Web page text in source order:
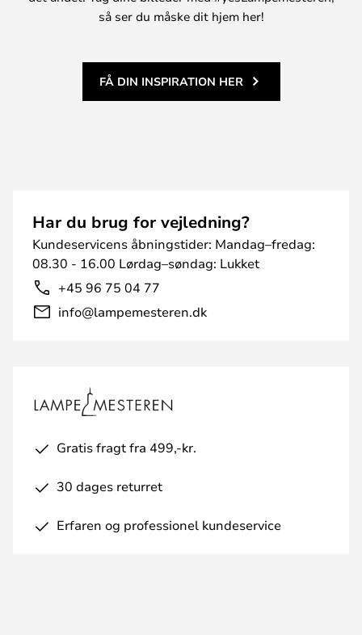
så ser du måske dit hjem her!
FÅ DIN INSPIRATION HER
Har du brug for vejledning?
Kundeservicens åbningstider: Mandag–fredag:
08.30 - 16.00 Lørdag–søndag: Lukket
+45 96 75 04 77
info@lampemesteren.dk
Gratis fragt fra 499,-kr.
30 dages returret
Erfaren og professionel kundeservice